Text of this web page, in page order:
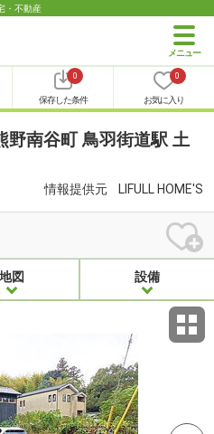
・不動産
0
保存した条件
0
お気に入り
野南谷町 鳥羽街道駅 土
情報提供元 LIFULL HOME'S
地図 設備